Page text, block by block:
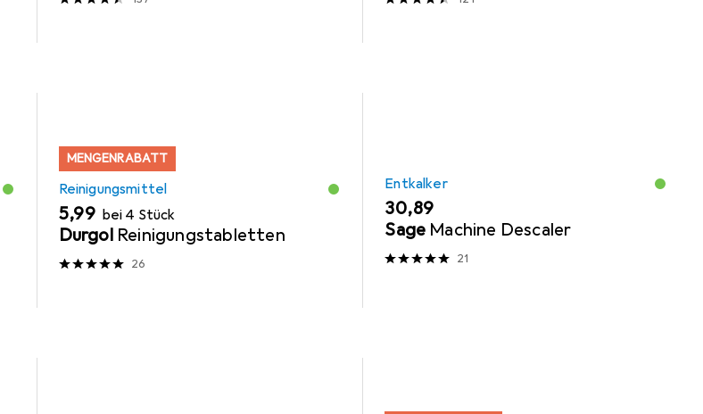
MENGENRABATT
Reinigungsmittel
EUR
5,99 bei 4 Stück
Durgol Reinigungstabletten
26
Entkalker
EUR
30,89
Sage Machine Descaler
21